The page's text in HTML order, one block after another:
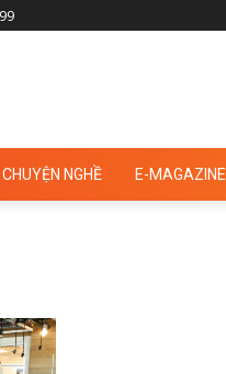
CHUYỆN NGHỀ E-MAGAZINE